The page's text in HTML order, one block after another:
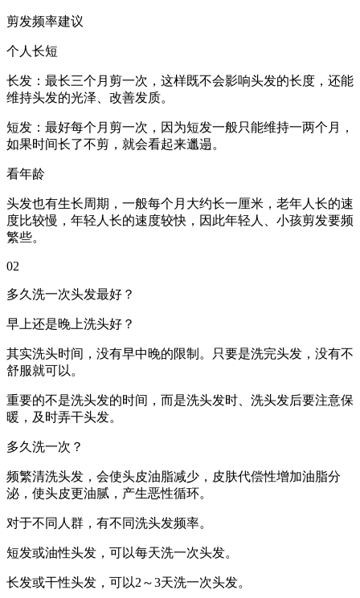
剪发频率建议
个人长短
长发：最长三个月剪一次，这样既不会影响头发的长度，还能
维持头发的光泽、改善发质。
短发：最好每个月剪一次，因为短发一般只能维持一两个月，
如果时间长了不剪，就会看起来邋遢。
看年龄
头发也有生长周期，一般每个月大约长一厘米，老年人长的速
度比较慢，年轻人长的速度较快，因此年轻人、小孩剪发要频
繁些。
02
多久洗一次头发最好？
早上还是晚上洗头好？
其实洗头时间，没有早中晚的限制。只要是洗完头发，没有不
舒服就可以。
重要的不是洗头发的时间，而是洗头发时、洗头发后要注意保
暖，及时弄干头发。
多久洗一次？
频繁清洗头发，会使头皮油脂减少，皮肤代偿性增加油脂分
泌，使头皮更油腻，产生恶性循环。
对于不同人群，有不同洗头发频率。
短发或油性头发，可以每天洗一次头发。
长发或干性头发，可以2～3天洗一次头发。